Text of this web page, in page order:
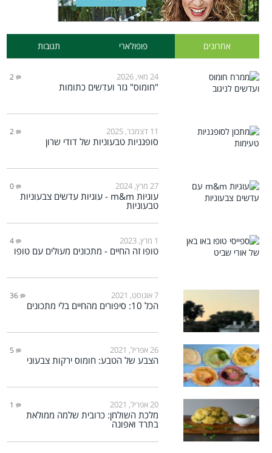
אחרונים פופולארי תגובות
24 מאי, 2026 2
"חומוס" גזר ועדשים כתומות
11 דצמבר, 2025 2
סופגניות טבעוניות של דודי שרון
27 מרץ, 2024 0
עוגיות m&m - עוגיות עדשים צבעוניות
טבעוניות
1 מרץ, 2023 4
טופו זה החיים - מתכונים מעולים עם טופו
7 אוגוסט, 2021 36
הכל 10: סיפורים מהחיים בלי מתכונים
26 אפריל, 2021 5
הצבע של הטבע: חומוס ירקות צבעוני
20 אפריל, 2021 1
מלכת השולחן: כרובית שלמה ממולאת
בתרד ואפונה